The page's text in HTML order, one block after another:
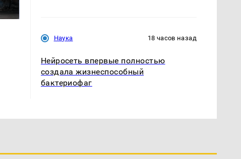
Наука 18 часов назад
Нейросеть впервые полностью
создала жизнеспособный
бактериофаг